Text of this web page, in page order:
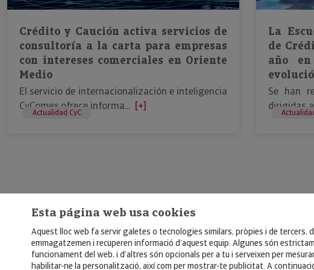
Crédito y Caución activa servicios de
consultoría a la carta para empresas
con intereses comerciales en Oriente
Medio
El servicio de internacionalización e inteligencia
CyComex ofrece informa... [+]
Actualidad CyC
La
de
año
Se han
dirigidas
Esta página web usa cookies
Aquest lloc web fa servir galetes o tecnologies similars, pròpies i de tercers,
emmagatzemen i recuperen informació d’aquest equip. Algunes són
funcionament del web, i d’altres són opcionals per a tu i serveixen per
habilitar-ne la personalització, així com per mostrar-te publicitat. A